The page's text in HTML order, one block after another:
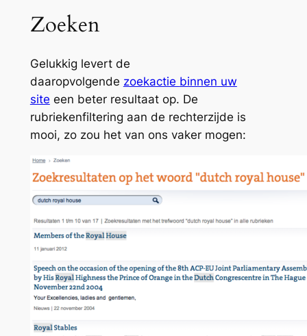
Zoeken
Gelukkig levert de
daaropvolgende zoekactie binnen uw
site een beter resultaat op. De
rubriekenfiltering aan de rechterzijde is
mooi, zo zou het van ons vaker mogen: